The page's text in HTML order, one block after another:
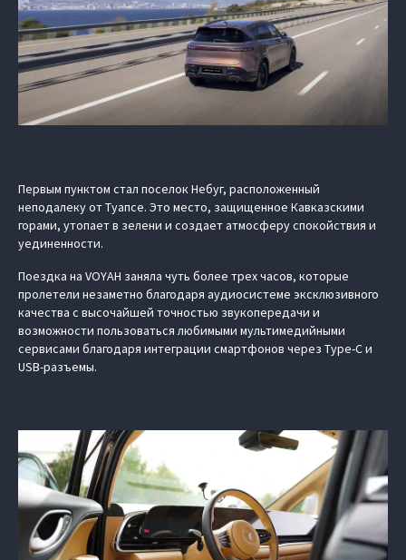
Первым пунктом стал поселок Небуг, расположенный
неподалеку от Туапсе. Это место, защищенное Кавказскими
горами, утопает в зелени и создает атмосферу спокойствия и
уединенности.
Поездка на VOYAH заняла чуть более трех часов, которые
пролетели незаметно благодаря аудиосистеме эксклюзивного
качества с высочайшей точностью звукопередачи и
возможности пользоваться любимыми мультимедийными
сервисами благодаря интеграции смартфонов через Type-С и
USB-разъемы.